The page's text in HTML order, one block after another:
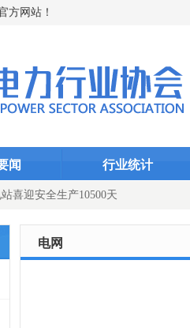
方网站！
闻 行业统计
喜迎安全生产10500天
质效 乡镇电网添动能（图文）
电网